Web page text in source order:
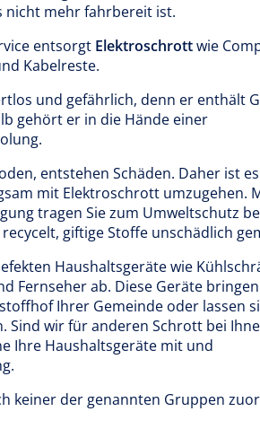
nicht mehr fahrbereit ist.
entsorgt Elektroschrottwie
Kabelreste.
und gefährlich, denn er enthält
gehört er in die Hände einer
entstehen Schäden. Daher ist
mit Elektroschrott umzugehen.
tragen Sie zum Umweltschutz
giftige Stoffe unschädlich
Haushaltsgeräte wie
Fernseher ab. Diese Geräte
Ihrer Gemeinde oder lassen
Sind wir für anderen Schrott bei
Ihre Haushaltsgeräte mit und
keiner der genannten Gruppen